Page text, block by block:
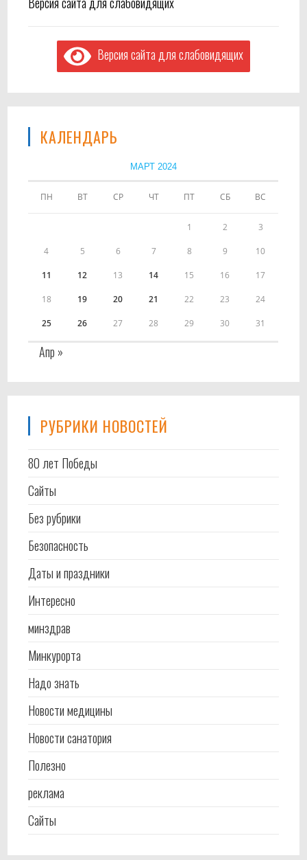
Версия сайта для слабовидящих
КАЛЕНДАРЬ
МАРТ 2024
ПН ВТ СР ЧТ ПТ СБ ВС
1 2 3
4 5 6 7 8 9 10
11 12 13 14 15 16 17
18 19 20 21 22 23 24
25 26 27 28 29 30 31
Апр »
РУБРИКИ НОВОСТЕЙ
80 лет Победы
Cайты
Без рубрики
Безопасность
Даты и праздники
Интересно
минздрав
Минкурорта
Надо знать
Новости медицины
Новости санатория
Полезно
реклама
Сайты